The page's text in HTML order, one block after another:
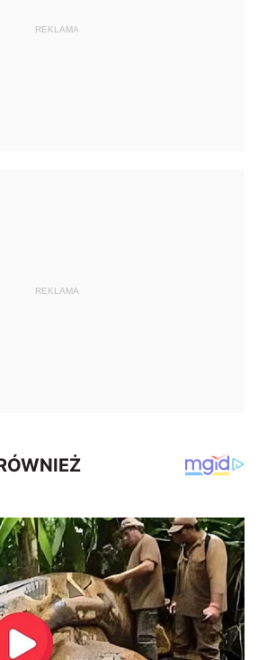
REKLAMA
REKLAMA